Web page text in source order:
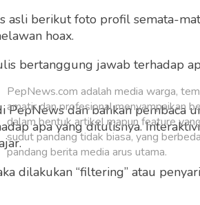
asli berikut foto profil semata-
hoax.
bertanggung jawab terhadap
PepNews dan bahkan pembaca
apa yang ditulisnya.
dilakukan “filtering” atau
PepNews.com adalah media warga,
amatir dan profesional menyampaikan
dalam bentuk artikel mapun feature
sudut pandang tidak biasa, yang
pandang berita media arus utama.